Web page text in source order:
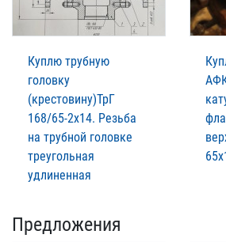
Куплю трубную
головку
(крестовину)ТрГ
168/65-2х14. Резьба
на трубной головке
треугольная
удлиненная
Предложения